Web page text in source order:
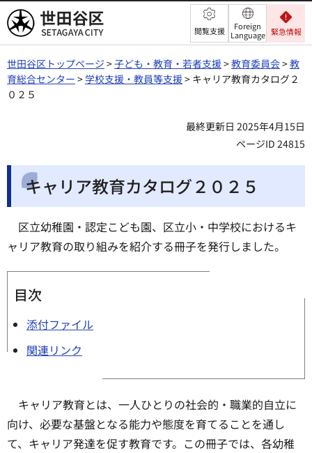
世田谷区 閲覧支援
Foreign
Language 緊急情報
世田谷区トップページ >子ども・教育・若者支援>教育委員会>教
育総合センター >学校支援・教員等支援> キャリア教育カタログ２
０２５
最終更新日 2025年4月15日
ページID 24815
キャリア教育カタログ２０２５
区立幼稚園・認定こども園、区立小・中学校におけるキ
ャリア教育の取り組みを紹介する冊子を発行しました。
目次
添付ファイル
関連リンク
キャリア教育とは、一人ひとりの社会的・職業的自立に
向け、必要な基盤となる能力や態度を育てることを通し
て、キャリア発達を促す教育です。この冊子では、各幼稚